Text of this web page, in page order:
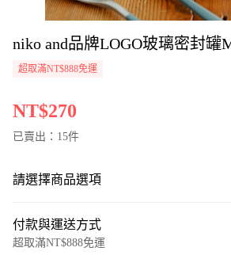
niko and品牌LOGO玻璃密封罐
超取滿NT$888免運
NT$270
已賣出：15件
請選擇商品選項
付款與運送方式
超取滿NT$888免運